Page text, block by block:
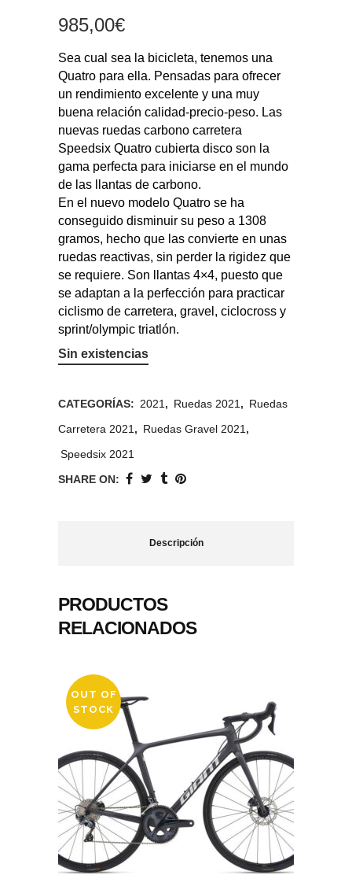
985,00€
Sea cual sea la bicicleta, tenemos una
Quatro para ella. Pensadas para ofrecer
un rendimiento excelente y una muy
buena relación calidad-precio-peso. Las
nuevas ruedas carbono carretera
Speedsix Quatro cubierta disco son la
gama perfecta para iniciarse en el mundo
de las llantas de carbono.
En el nuevo modelo Quatro se ha
conseguido disminuir su peso a 1308
gramos, hecho que las convierte en unas
ruedas reactivas, sin perder la rigidez que
se requiere. Son llantas 4×4, puesto que
se adaptan a la perfección para practicar
ciclismo de carretera, gravel, ciclocross y
sprint/olympic triatlón.
Sin existencias
CATEGORÍAS: 2021 , Ruedas 2021 , Ruedas
Carretera 2021 , Ruedas Gravel 2021 ,
Speedsix 2021
SHARE ON:
Descripción
PRODUCTOS
RELACIONADOS
OUT OF
STOCK